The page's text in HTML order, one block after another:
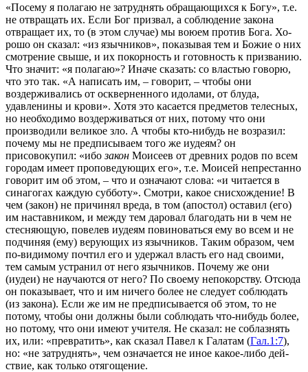
«Посему я полагаю не затруднять обращающихся к Богу», т.е.
не от­вращать их. Если Бог призвал, а соблюдение закона
отвра­щает их, то (в этом случае) мы воюем против Бога. Хо­
рошо он сказал: «из язычников», показывая тем и Божие о них
смотрение свыше, и их покорность и готовность к призванию.
Что значит: «я полагаю»? Иначе сказать: со властью говорю,
что это так. «А написать им, – говорит, – чтобы они
воздерживались от оскверненного идолами, от блуда,
удавленины и крови». Хотя это касается предметов телесных,
но необходимо воздержи­ваться от них, потому что они
производили великое зло. А чтобы кто-нибудь не возразил:
почему мы не предписываем того же иудеям? он
присовокупил: «ибозакон Моисеев от древних родов по всем
городам имеет проповедующих его», т.е. Моисей непре­станно
говорит им об этом, – что и означают слова: «и читается в
синагогах каждую субботу». Смотри, какое снисхождение! В
чем (закон) не причинял вреда, в том (апостол) оставил (его)
им на­ставником, и между тем даровал благодать ни в чем не
стесняющую, повелев иудеям повиноваться ему во всем и не
подчиняя (ему) верующих из язычников. Таким образом, чем
по-видимому почтил его и удержал власть его над своими,
тем самым устранил от него язычников. Почему же они
(иудеи) не научаются от него? По своему непокорству. Отсюда
он показывает, что и им ничего более не следует соблю­дать
(из закона). Если же им не предписывается об этом, то не
потому, чтобы они должны были соблюдать что-нибудь бо­лее,
но потому, что они имеют учителя. Не сказал: не соблаз­нять
их, или: «превратить», как сказал Павел к Галатам (Гал.1:7),
но: «не затруднять», чем означается не иное какое-либо дей­
ствие, как только отягощение.